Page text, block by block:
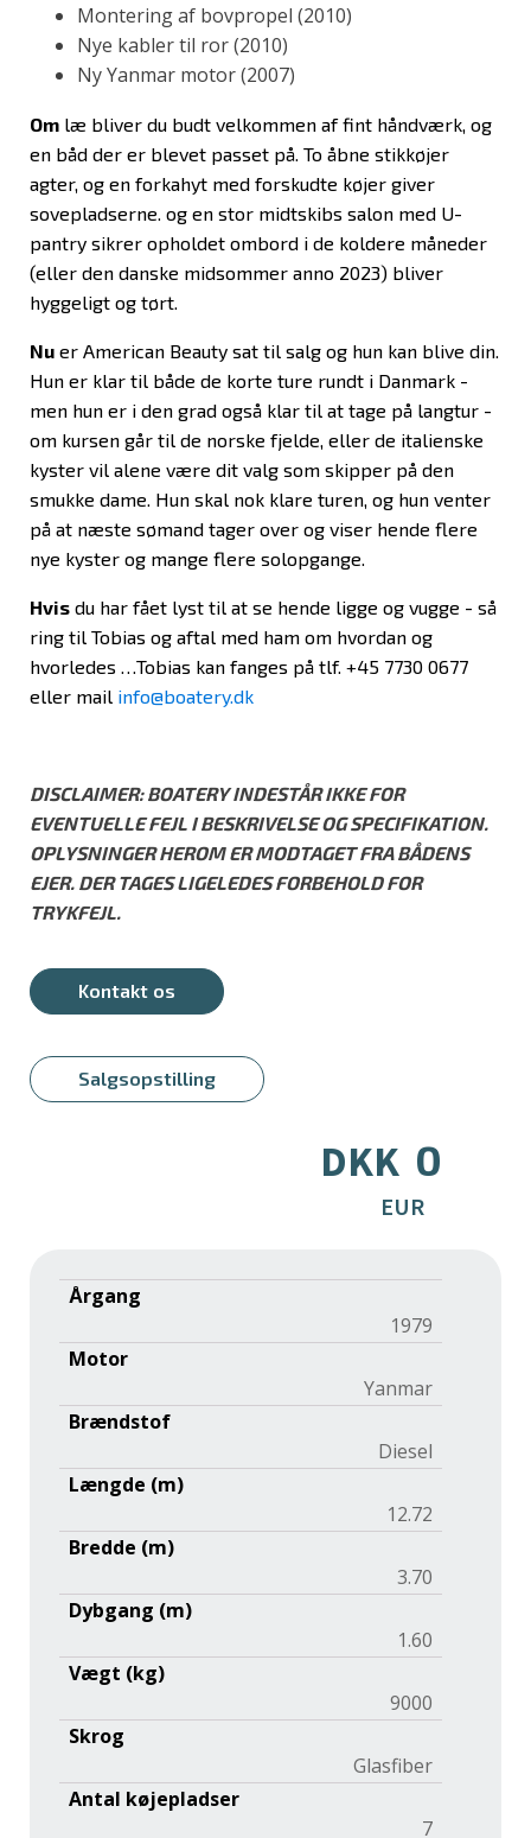
Montering af bovpropel (2010)
Nye kabler til ror (2010)
Ny Yanmar motor (2007)
Om læ bliver du budt velkommen af fint håndværk, og
en båd der er blevet passet på. To åbne stikkøjer
agter, og en forkahyt med forskudte køjer giver
sovepladserne. og en stor midtskibs salon med U-
pantry sikrer opholdet ombord i de koldere måneder
(eller den danske midsommer anno 2023) bliver
hyggeligt og tørt.
Nu er American Beauty sat til salg og hun kan blive din.
Hun er klar til både de korte ture rundt i Danmark -
men hun er i den grad også klar til at tage på langtur -
om kursen går til de norske fjelde, eller de italienske
kyster vil alene være dit valg som skipper på den
smukke dame. Hun skal nok klare turen, og hun venter
på at næste sømand tager over og viser hende flere
nye kyster og mange flere solopgange.
Hvis du har fået lyst til at se hende ligge og vugge - så
ring til Tobias og aftal med ham om hvordan og
hvorledes …Tobias kan fanges på tlf. +45 7730 0677
eller mail info@boatery.dk
DISCLAIMER: BOATERY INDESTÅR IKKE FOR
EVENTUELLE FEJL I BESKRIVELSE OG SPECIFIKATION.
OPLYSNINGER HEROM ER MODTAGET FRA BÅDENS
EJER. DER TAGES LIGELEDES FORBEHOLD FOR
TRYKFEJL.
Kontakt os
Salgsopstilling
DKK 0
EUR
Årgang
1979
Motor
Yanmar
Brændstof
Diesel
Længde (m)
12.72
Bredde (m)
3.70
Dybgang (m)
1.60
Vægt (kg)
9000
Skrog
Glasfiber
Antal køjepladser
7